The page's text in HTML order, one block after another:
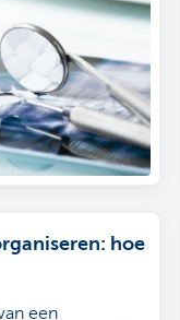
hoe
een